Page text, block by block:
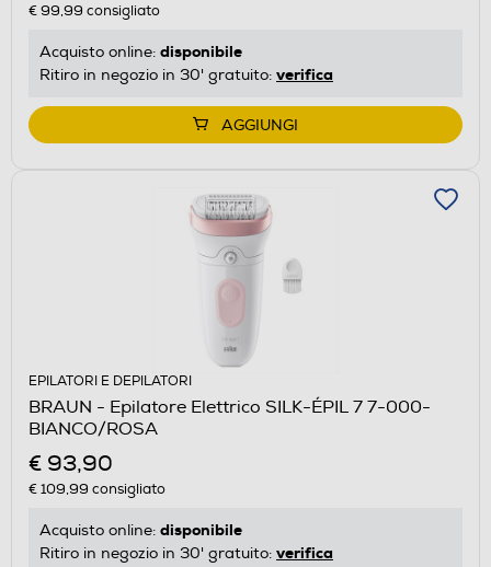
€ 99,99 consigliato
Acquisto online: disponibile
Ritiro in negozio in 30' gratuito: verifica
AGGIUNGI
EPILATORI E DEPILATORI
BRAUN - Epilatore Elettrico SILK-ÉPIL 7 7-000-
BIANCO/ROSA
€ 93,90
€ 109,99 consigliato
Acquisto online: disponibile
Ritiro in negozio in 30' gratuito: verifica